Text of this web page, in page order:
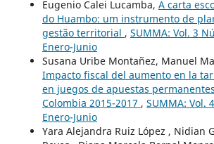
Eugenio Calei Lucamba, A carta
do Huambo: um instrumento de
gestão territorial , SUMMA: Vol. 3
Enero-Junio
Susana Uribe Montañez, Manuel
Impacto fiscal del aumento en la
en juegos de apuestas
Colombia 2015-2017 , SUMMA: Vol.
Enero-Junio
Yara Alejandra Ruiz López , Nidian